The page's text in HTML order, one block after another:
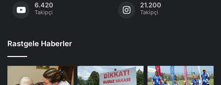
6.420
Takipçi
21.200
Takipçi
Rastgele Haberler